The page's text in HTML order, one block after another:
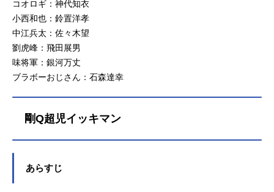
コオロギ：神代知衣
小西和也：鈴置洋孝
中江兵太：佐々木望
劉虎峰：飛田展男
味将軍：銀河万丈
ブラボーおじさん：石森達幸
剛Q超児イッキマン
あらすじ